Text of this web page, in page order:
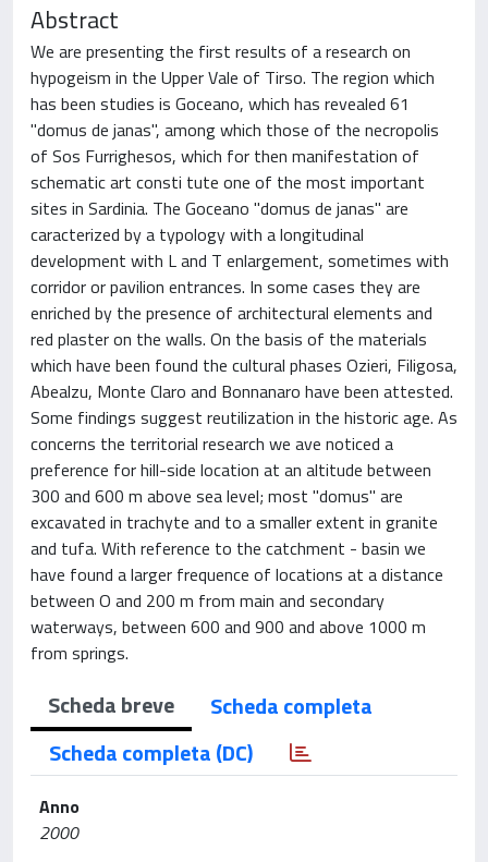
Abstract
We are presenting the first results of a research on
hypogeism in the Upper Vale of Tirso. The region which
has been studies is Goceano, which has revealed 61
"domus de janas", among which those of the necropolis
of Sos Furrighesos, which for then manifestation of
schematic art consti tute one of the most important
sites in Sardinia. The Goceano "domus de janas" are
caracterized by a typology with a longitudinal
development with L and T enlargement, sometimes with
corridor or pavilion entrances. In some cases they are
enriched by the presence of architectural elements and
red plaster on the walls. On the basis of the materials
which have been found the cultural phases Ozieri, Filigosa,
Abealzu, Monte Claro and Bonnanaro have been attested.
Some findings suggest reutilization in the historic age. As
concerns the territorial research we ave noticed a
preference for hill-side location at an altitude between
300 and 600 m above sea level; most "domus" are
excavated in trachyte and to a smaller extent in granite
and tufa. With reference to the catchment - basin we
have found a larger frequence of locations at a distance
between O and 200 m from main and secondary
waterways, between 600 and 900 and above 1000 m
from springs.
Scheda breve
Scheda completa
Scheda completa (DC)
Anno
2000